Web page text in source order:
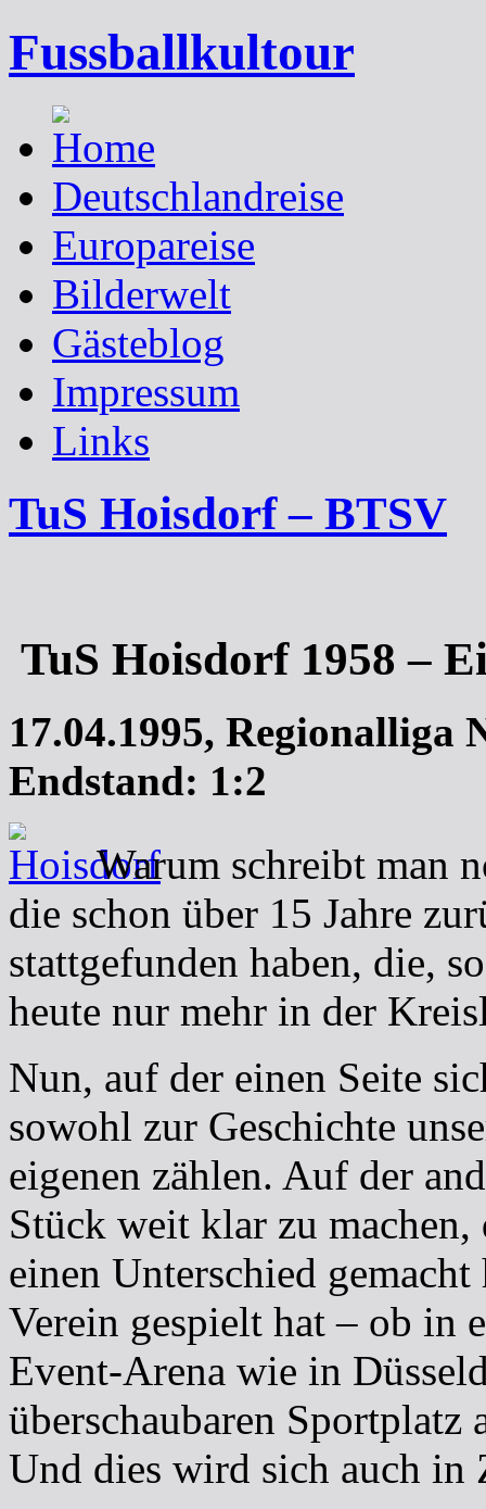
Fussballkultour
Deutschlandreise
Europareise
Bilderwelt
Gästeblog
Impressum
Links
TuS Hoisdorf – BTSV
TuS Hoisdorf 1958 –
17.04.1995, Regionalliga
Endstand: 1:2
Warum schreibt man
die schon über 15 Jahre
stattgefunden haben, die,
heute nur mehr in der
Nun, auf der einen Seite
sowohl zur Geschichte
eigenen zählen. Auf der
Stück weit klar zu
einen Unterschied
Verein gespielt hat – ob in
Event-Arena wie in
überschaubaren Sportplatz
Und dies wird sich auch in